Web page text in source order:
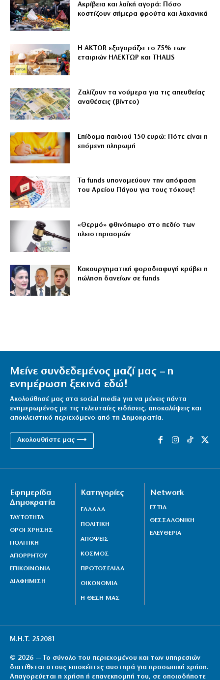
Ακρίβεια και λαϊκή αγορά: Πόσο
κοστίζουν σήμερα φρούτα και λαχανικά
Η AKTOR εξαγοράζει το 75% των
εταιριών ΗΛΕΚΤΩΡ και THALIS
Ζαλίζουν τα νούμερα για τις απευθείας
αναθέσεις (βίντεο)
Επίδομα παιδιού 150 ευρώ: Πότε είναι η
επόμενη πληρωμή
Τα funds υπονομεύουν την απόφαση
του Αρείου Πάγου για τους τόκους!
«Θερμό» φθινόπωρο στο πεδίο των
πλειστηριασμών
Κακουργηματική φοροδιαφυγή κρύβει η
πώληση δανείων σε funds
Μείνε συνδεδεμένος μαζί μας – η
ενημέρωση ξεκινά εδώ!
Ακολούθησέ μας στα social media για να μένεις πάντα
ενημερωμένος με τις τελευταίες ειδήσεις, αποκαλύψεις και
αποκλειστικό περιεχόμενο από τη Δημοκρατία.
Ακολουθήστε μας ⟶
Εφημερίδα
Δημοκρατία
ΤΑΥΤΟΤΗΤΑ
ΟΡΟΙ ΧΡΗΣΗΣ
ΠΟΛΙΤΙΚΗ
ΑΠΟΡΡΗΤΟΥ
ΕΠΙΚΟΙΝΩΝΙΑ
ΔΙΑΦΗΜΙΣΗ
Κατηγορίες
ΕΛΛΑΔΑ
ΠΟΛΙΤΙΚΗ
ΑΠΟΨΕΙΣ
ΚΟΣΜΟΣ
ΠΡΩΤΟΣΕΛΙΔΑ
ΟΙΚΟΝΟΜΙΑ
Η ΘΕΣΗ ΜΑΣ
Network
ΕΣΤΙΑ
ΘΕΣΣΑΛΟΝΙΚΗ
ΕΛΕΥΘΕΡΙΑ
Μ.Η.Τ. 252081
© 2026 — Το σύνολο του περιεχομένου και των υπηρεσιών
διατίθεται στους επισκέπτες αυστηρά για προσωπική χρήση.
Απαγορεύεται η χρήση ή επανεκπομπή του, σε οποιοδήποτε